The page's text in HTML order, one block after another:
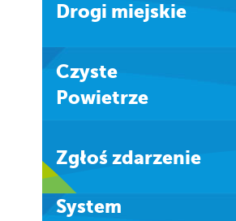
Drogi miejskie
Czyste
Powietrze
Zgłoś zdarzenie
system